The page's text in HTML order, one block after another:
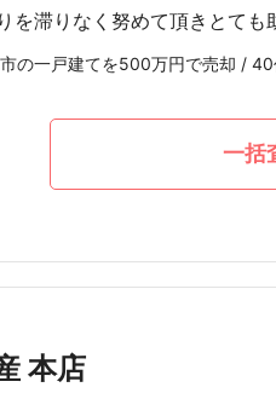
を滞りなく努めて頂きとても
の一戸建てを500万円で売却 /
一括
本店